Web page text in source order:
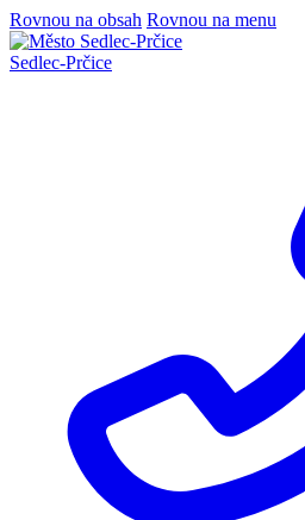
Rovnou na obsah Rovnou na menu
Sedlec-Prčice